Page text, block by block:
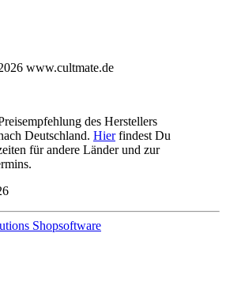
www.cultmate.de
des Herstellers
Deutschland. Hierfindest Du
für andere Länder und zur
Shopsoftware